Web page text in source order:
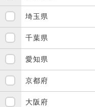
埼玉県
千葉県
愛知県
京都府
大阪府